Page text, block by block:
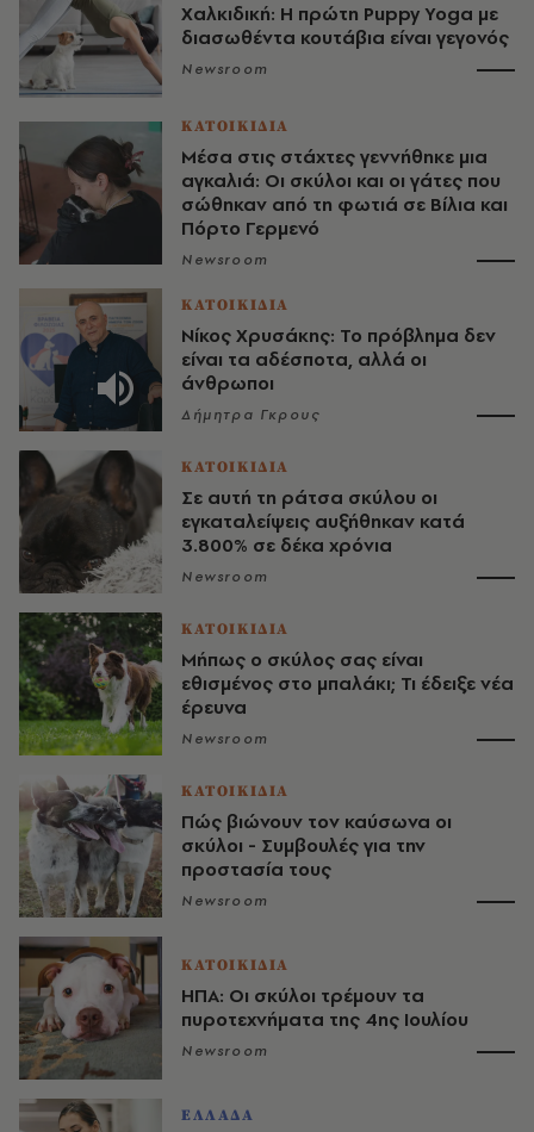
Χαλκιδική: Η πρώτη Puppy Yoga με
διασωθέντα κουτάβια είναι γεγονός
Newsroom
ΚΑΤΟΙΚΙΔΙΑ
Μέσα στις στάχτες γεννήθηκε μια
αγκαλιά: Οι σκύλοι και οι γάτες που
σώθηκαν από τη φωτιά σε Βίλια και
Πόρτο Γερμενό
Newsroom
ΚΑΤΟΙΚΙΔΙΑ
Νίκος Χρυσάκης: Το πρόβλημα δεν
είναι τα αδέσποτα, αλλά οι
άνθρωποι
Δήμητρα Γκρους
ΚΑΤΟΙΚΙΔΙΑ
Σε αυτή τη ράτσα σκύλου οι
εγκαταλείψεις αυξήθηκαν κατά
3.800% σε δέκα χρόνια
Newsroom
ΚΑΤΟΙΚΙΔΙΑ
Μήπως ο σκύλος σας είναι
εθισμένος στο μπαλάκι; Τι έδειξε νέα
έρευνα
Newsroom
ΚΑΤΟΙΚΙΔΙΑ
Πώς βιώνουν τον καύσωνα οι
σκύλοι - Συμβουλές για την
προστασία τους
Newsroom
ΚΑΤΟΙΚΙΔΙΑ
HΠΑ: Οι σκύλοι τρέμουν τα
πυροτεχνήματα της 4ης Ιουλίου
Newsroom
ΕΛΛΑΔΑ